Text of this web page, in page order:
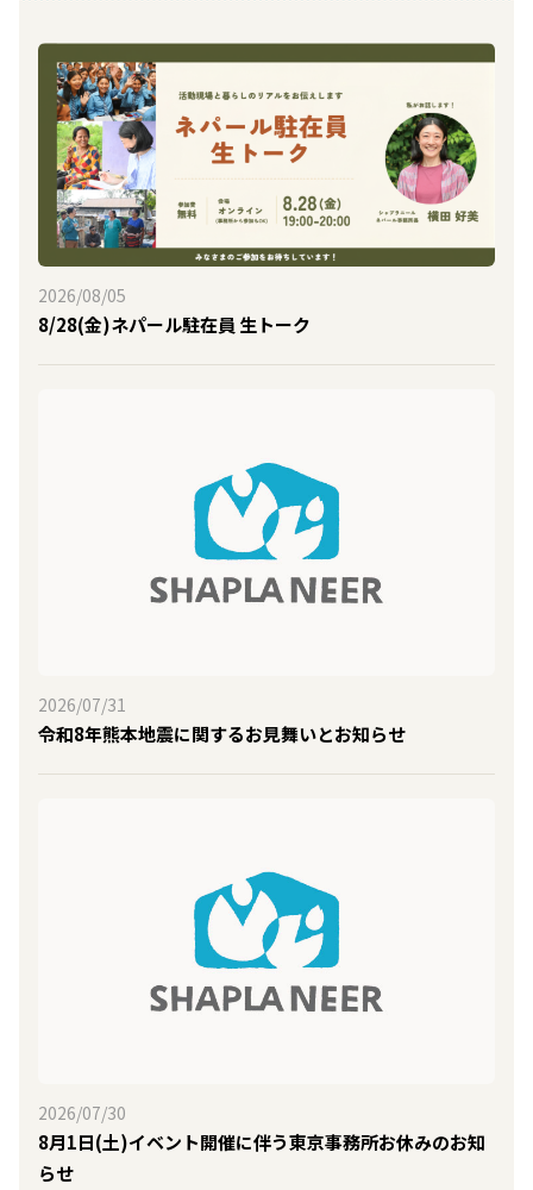
2026/08/05
8/28(金)ネパール駐在員 生トーク
2026/07/31
令和8年熊本地震に関するお見舞いとお知らせ
2026/07/30
8月1日(土)イベント開催に伴う東京事務所お休みのお知
らせ